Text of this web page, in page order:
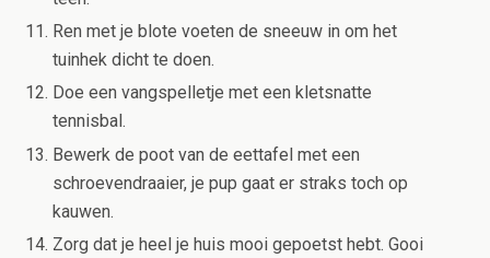
Ren met je blote voeten de sneeuw in om het
tuinhek dicht te doen.
Doe een vangspelletje met een kletsnatte
tennisbal.
Bewerk de poot van de eettafel met een
schroevendraaier, je pup gaat er straks toch op
kauwen.
Zorg dat je heel je huis mooi gepoetst hebt. Gooi